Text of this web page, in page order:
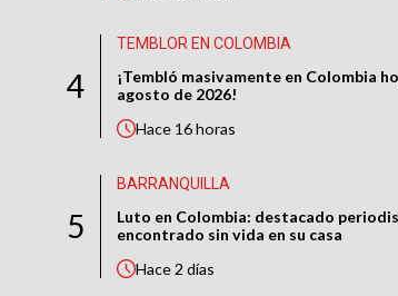
4
TEMBLOR EN COLOMBIA
¡Tembló masivamente en Colombia
agosto de 2026!
Hace 16 horas
5
BARRANQUILLA
Luto en Colombia: destacado
encontrado sin vida en su casa
Hace2 días